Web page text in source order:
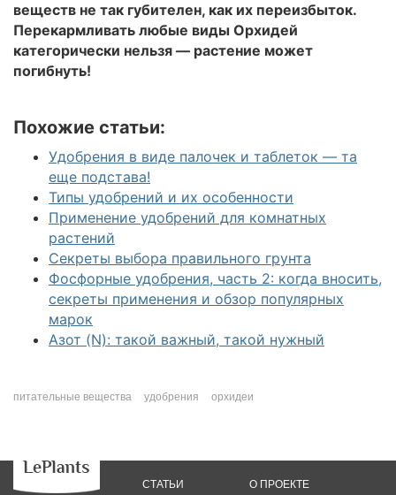
веществ не так губителен, как их переизбыток.
Перекармливать любые виды Орхидей
категорически нельзя — растение может
погибнуть!
Похожие статьи:
Удобрения в виде палочек и таблеток — та
еще подстава!
Типы удобрений и их особенности
Применение удобрений для комнатных
растений
Секреты выбора правильного грунта
Фосфорные удобрения, часть 2: когда вносить,
секреты применения и обзор популярных
марок
Азот (N): такой важный, такой нужный
питательные вещества удобрения орхидеи
СТАТЬИ О ПРОЕКТЕ